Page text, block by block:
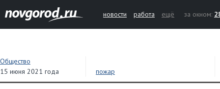
новости работа ещё за окном:
Общество
15 июня 2021 года
пожар